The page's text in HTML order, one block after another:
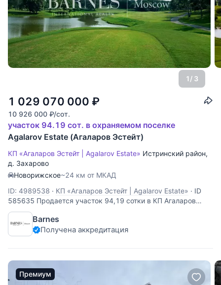
1/ 3
1 029 070 000 ₽
10 926 000 ₽/сот.
участок 94.19 сот. в охраняемом поселке
Agalarov Estate (Агаларов Эстейт)
КП «Агаларов Эстейт | Agalarov Estate» Истринский район,
д. Захарово
Новорижское~24 км от МКАД
ID: 4989538 · КП «Агаларов Эстейт | Agalarov Estate» · ID
585635 Продается участок 94,19 сотки в КП Агаларов
Эстейт. 23 км. от МКАД по Новорижскому шоссе. Первая
линия от озера, свой выход к озеру. Коммуникации
центральные по границе участка. Земля ИЖС.
Barnes
Получена аккредитация
Премиум